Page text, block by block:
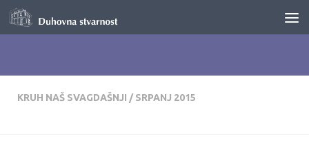
Skip to content
KRUH NAŠ SVAGDAŠNJI / SRPANJ 2015